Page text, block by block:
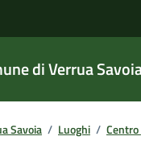
di Verrua
Savoia / Luoghi /